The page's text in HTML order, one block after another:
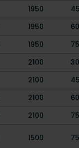
1950
1950
1950
2100
2100
2100
2100
1500